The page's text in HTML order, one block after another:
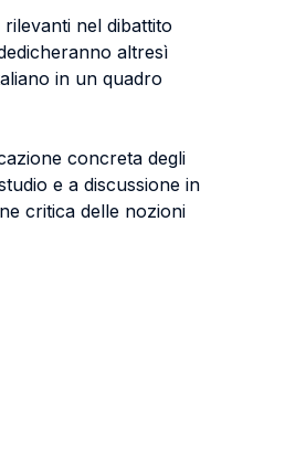
nel dibattito
altresì
in un quadro
concreta degli
e a discussione in
critica delle nozioni